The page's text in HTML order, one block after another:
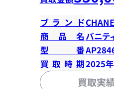
ブランド
商品名バニテ
型番
買取時期2025
買取実